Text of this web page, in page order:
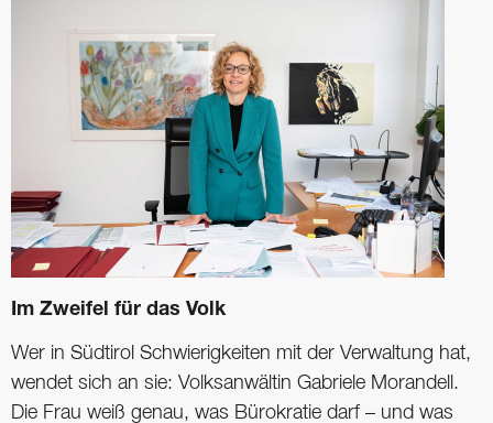
Im Zweifel für das Volk
Wer in Südtirol Schwierigkeiten mit der Verwaltung hat,
wendet sich an sie: Volksanwältin Gabriele Morandell.
Die Frau weiß genau, was Bürokratie darf – und was